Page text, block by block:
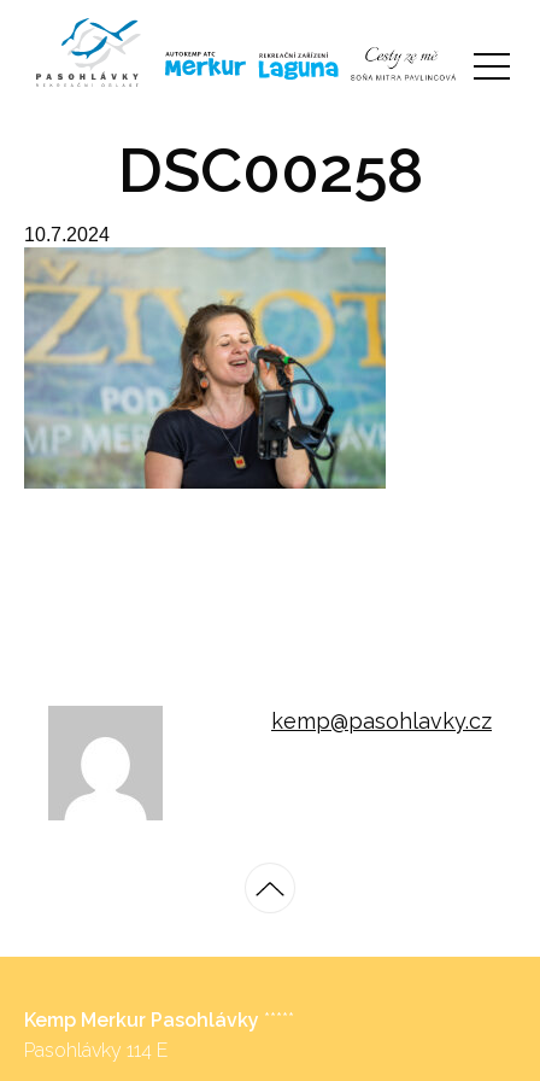
DSC00258
10.7.2024
kemp@pasohlavky.cz
Kemp Merkur Pasohlávky *****
Pasohlávky 114 E